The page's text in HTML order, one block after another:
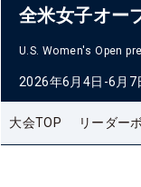
全米女子オー
U.S. Women's Open
2026年6月4日-6月7
大会TOP リーダー